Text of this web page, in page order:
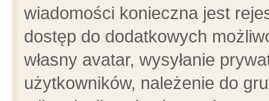
wiadomości konieczna jest
dostęp do dodatkowych
własny avatar, wysyłanie
użytkowników, należenie do